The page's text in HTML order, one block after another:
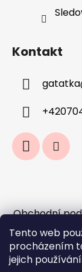
Tento web
procházením
jejich
Kontakt
gatatka
Obchodní
Jak fungují
objednávek?